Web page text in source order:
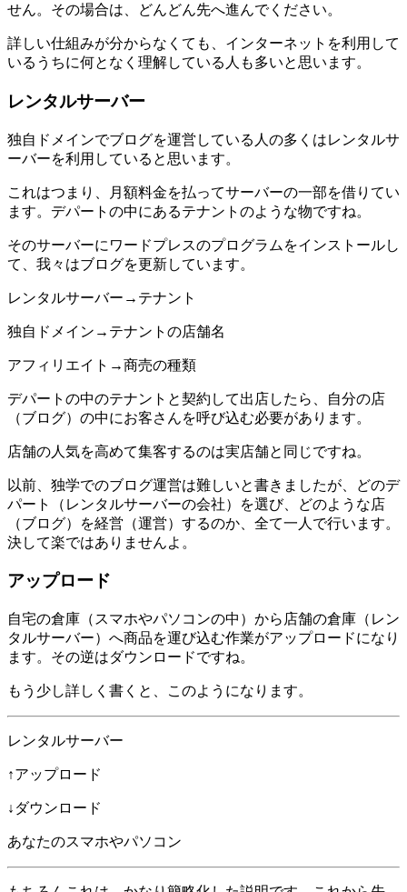
せん。その場合は、どんどん先へ進んでください。
詳しい仕組みが分からなくても、インターネットを利用して
いるうちに何となく理解している人も多いと思います。
レンタルサーバー
独自ドメインでブログを運営している人の多くはレンタルサ
ーバーを利用 していると思います。
これはつまり、月額料金を払ってサーバーの一部を借りてい
ます。 デパートの中にあるテナントのような物ですね。
そのサーバーにワードプレスのプログラムをインストールし
て、我々はブログを更新しています。
レンタルサーバー→テナント
独自ドメイン→テナントの店舗名
アフィリエイト→商売の種類
デパートの中のテナントと契約して出店したら、自分の店
（ブログ）の中にお客さんを呼び込む必要があります。
店舗の人気を高めて集客するのは実店舗と同じですね。
以前、独学でのブログ運営は難しいと書きましたが、どのデ
パート（レンタルサーバーの会社）を選び、どのような店
（ブログ）を経営（運営）するのか、全て一人で行います。
決して楽ではありませんよ。
アップロード
自宅の倉庫（スマホやパソコンの中）から店舗の倉庫（レン
タルサーバー）へ商品を運び込む作業がアップロードになり
ます。その逆はダウンロードですね。
もう少し詳しく書くと、このようになります。
レンタルサーバー
↑アップロード
↓ダウンロード
あなたのスマホやパソコン